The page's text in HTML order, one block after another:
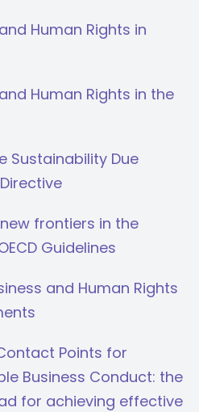
Human Rights in
Human Rights in the
Sustainability Due
frontiers in the
Guidelines
and Human Rights
Points for
Business Conduct: the
for achieving effective